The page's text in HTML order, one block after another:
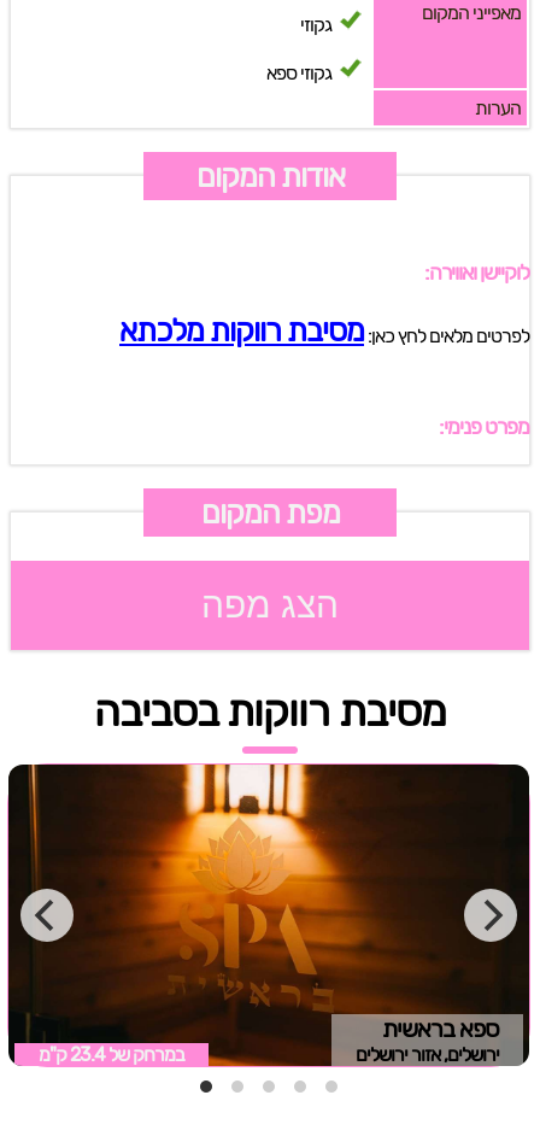
מאפייני המקום
גקוזי
גקוזי ספא
הערות
אודות המקום
לוקיישן ואווירה:
לפרטים מלאים לחץ כאן:מסיבת רווקות מלכתא
מפרט פנימי:
מפת המקום
הצג מפה
מסיבת רווקות בסביבה
ספא בראשית
ירושלים, אזור ירושלים במרחק של 23.4 ק"מ